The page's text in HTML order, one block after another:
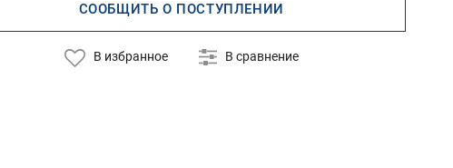
СООБЩИТЬ О ПОСТУПЛЕНИИ
В избранное В сравнение